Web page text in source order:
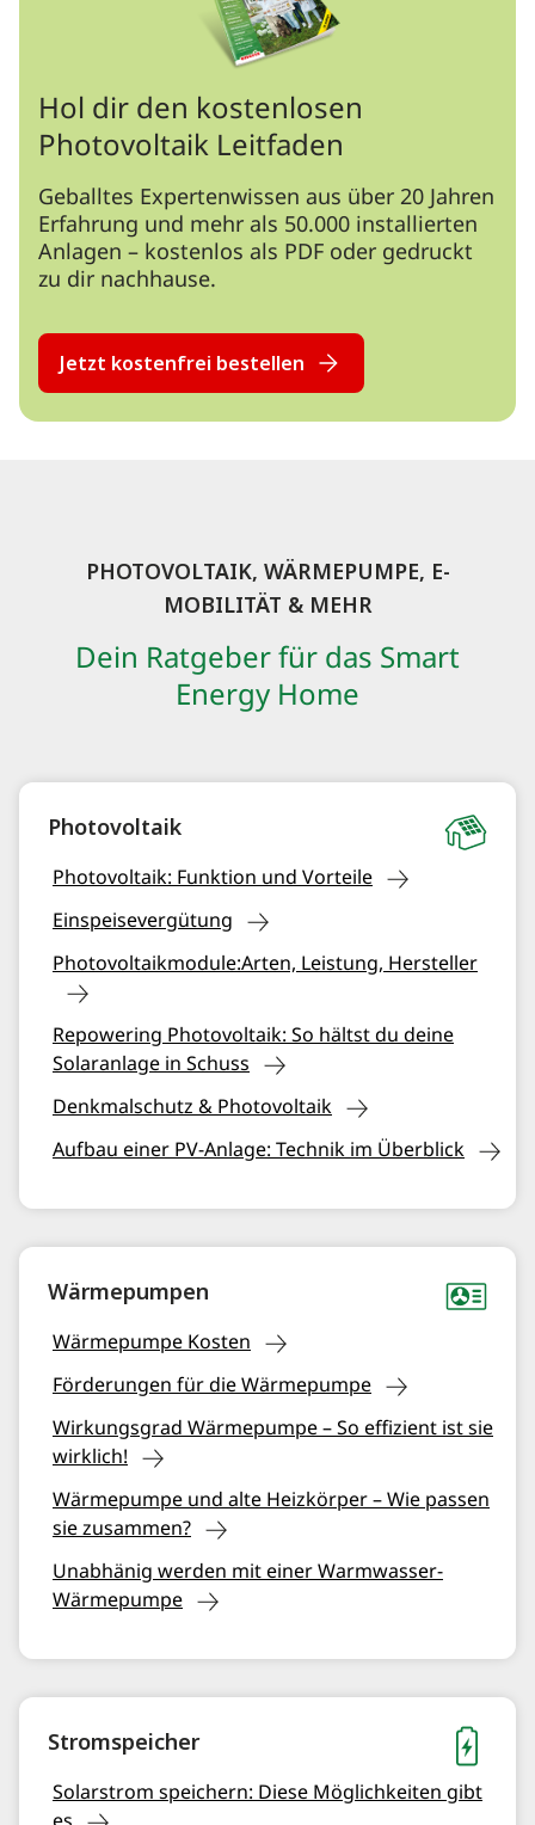
Hol dir den kostenlosen
Photovoltaik Leitfaden
Geballtes Expertenwissen aus über 20 Jahren
Erfahrung und mehr als 50.000 installierten
Anlagen – kostenlos als PDF oder gedruckt
zu dir nachhause.
Jetzt kostenfrei bestellen
PHOTOVOLTAIK, WÄRMEPUMPE, E-
MOBILITÄT & MEHR
Dein Ratgeber für das Smart
Energy Home
Photovoltaik
Photovoltaik: Funktion und Vorteile
Einspeisevergütung
Photovoltaikmodule:Arten, Leistung, Hersteller
Repowering Photovoltaik: So hältst du deine
Solaranlage in Schuss
Denkmalschutz & Photovoltaik
Aufbau einer PV-Anlage: Technik im Überblick
Wärmepumpen
Wärmepumpe Kosten
Förderungen für die Wärmepumpe
Wirkungsgrad Wärmepumpe – So effizient ist sie
wirklich!
Wärmepumpe und alte Heizkörper – Wie passen
sie zusammen?
Unabhänig werden mit einer Warmwasser-
Wärmepumpe
Stromspeicher
Solarstrom speichern: Diese Möglichkeiten gibt